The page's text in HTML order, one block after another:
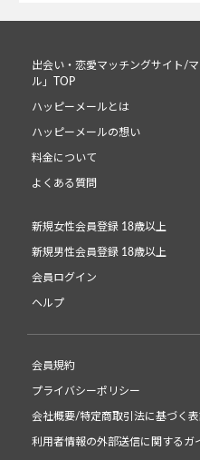
出会い・恋愛マッチングサイト/
ル」TOP
ハッピーメールとは
ハッピーメールの想い
料金について
よくある質問
新規女性会員登録 18歳以上
新規男性会員登録 18歳以上
会員ログイン
ヘルプ
会員規約
プライバシーポリシー
会社概要/特定商取引法に基づく
利用者情報の外部送信に関するガ